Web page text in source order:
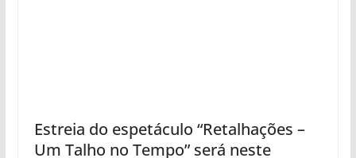
Estreia do espetáculo “Retalhações –
Um Talho no Tempo” será neste